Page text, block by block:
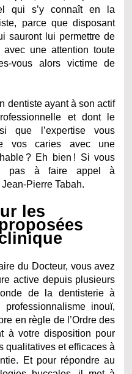
qui s’y connaît en la
parce que disposant
sauront lui permettre de
une attention toute
vous alors victime de
dentiste ayant à son actif
et dont le
que l’expertise vous
vos caries avec une
? Eh bien ! Si vous
pas à faire appel à
Pierre Tabah.
les
du Docteur, vous avez
active depuis plusieurs
de la dentisterie à
professionnalisme inouï,
en règle de l’Ordre des
à votre disposition pour
qualitatives et efficaces à
Et pour répondre au